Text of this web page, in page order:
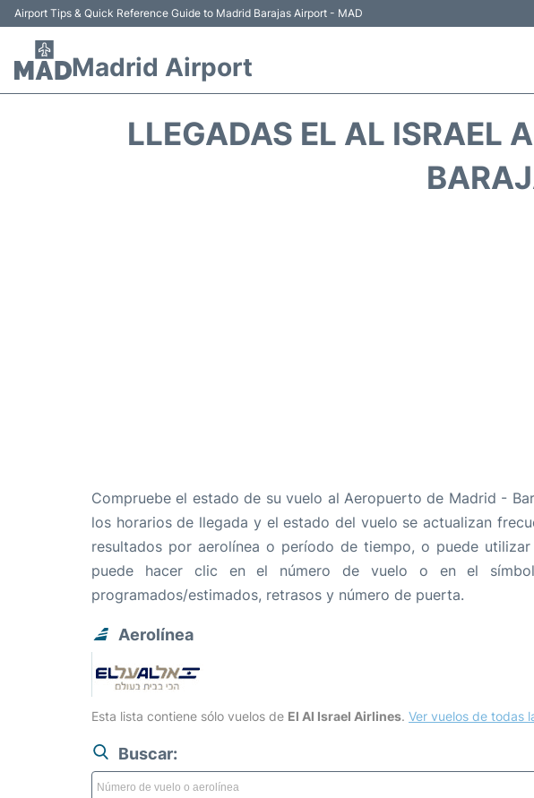
Airport Tips & Quick Reference Guide to Madrid Barajas Airport - MAD
Madrid Airport
LLEGADAS EL AL ISRAEL
Compruebe el estado de su vuelo al Aeropuerto de Madrid -
los horarios de llegada y el estado del vuelo se actualizan
resultados por aerolínea o período de tiempo, o puede
puede hacer clic en el número de vuelo o en el
programados/estimados, retrasos y número de puerta.
Aerolínea
Esta lista contiene sólo vuelos de El Al Israel Airlines. Ver vuelos de todas
Buscar: